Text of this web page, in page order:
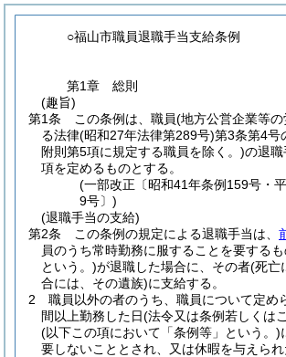
○福山市職員退職手当支給条例
第1章
総則
(趣旨)
第1条
この条例は、職員(地方公営企業等
る法律(昭和27年法律第289号)第3条第4号
附則第5項に規定する職員を除く。)の退
項を定めるものとする。
(一部改正〔昭和41年条例159号・
9号〕)
(退職手当の支給)
第2条
この条例の規定による退職手当は、
員のうち常時勤務に服することを要する
という。)が退職した場合に、その者(死亡
合には、その遺族)に支給する。
2
職員以外の者のうち、職員について定め
間以上勤務した日(法令又は条例若しくは
(以下この項において「条例等」という。)
要しないこととされ、又は休暇を与えら